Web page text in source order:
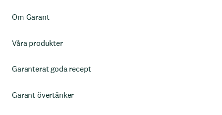
Om Garant
Våra produkter
Garanterat goda recept
Garant övertänker